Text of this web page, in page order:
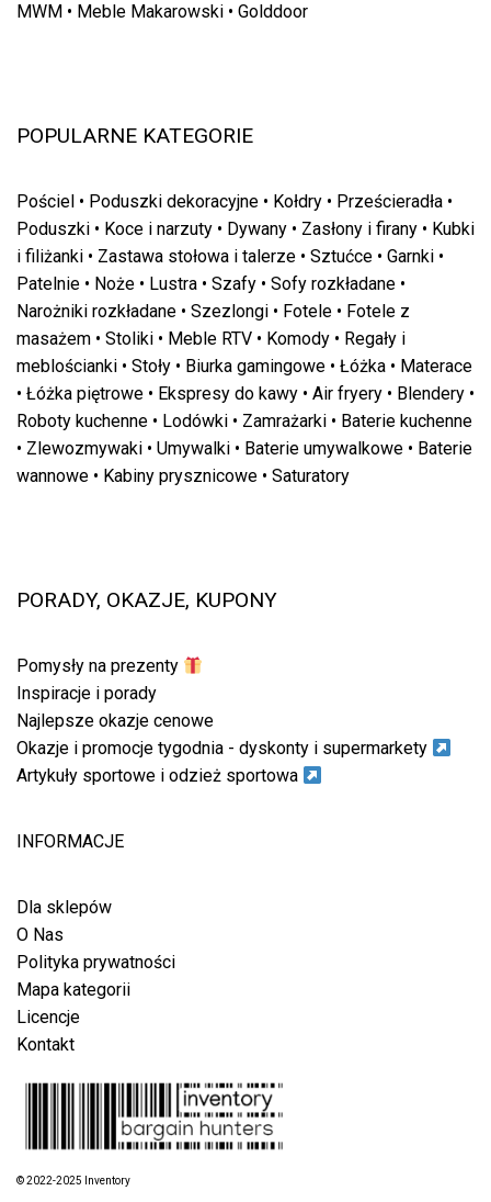
MWM • Meble Makarowski • Golddoor
POPULARNE KATEGORIE
Pościel • Poduszki dekoracyjne • Kołdry • Prześcieradła •
Poduszki • Koce i narzuty • Dywany • Zasłony i firany • Kubki
i filiżanki • Zastawa stołowa i talerze • Sztućce • Garnki •
Patelnie • Noże • Lustra • Szafy • Sofy rozkładane •
Narożniki rozkładane • Szezlongi • Fotele • Fotele z
masażem • Stoliki • Meble RTV • Komody • Regały i
meblościanki • Stoły • Biurka gamingowe • Łóżka • Materace
• Łóżka piętrowe • Ekspresy do kawy • Air fryery • Blendery •
Roboty kuchenne • Lodówki • Zamrażarki • Baterie kuchenne
• Zlewozmywaki • Umywalki • Baterie umywalkowe • Baterie
wannowe • Kabiny prysznicowe • Saturatory
PORADY, OKAZJE, KUPONY
Pomysły na prezenty
Inspiracje i porady
Najlepsze okazje cenowe
Okazje i promocje tygodnia - dyskonty i supermarkety
Artykuły sportowe i odzież sportowa
INFORMACJE
Dla sklepów
O Nas
Polityka prywatności
Mapa kategorii
Licencje
Kontakt
© 2022-2025 Inventory